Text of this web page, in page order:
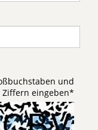
und
Ziffern eingeben*